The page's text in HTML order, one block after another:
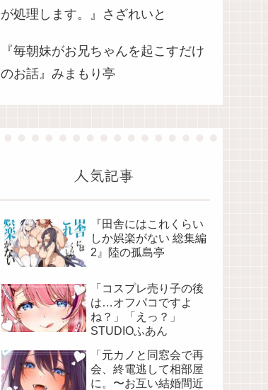
が処理します。』さざれいと
『毎朝妹がお兄ちゃんを起こすだけ
のお話』みまもり亭
人気記事
『田舎にはこれくらい
しか娯楽がない 総集編
2』陸の孤島亭
「コスプレ売り子の後
は…オフパコですよ
ね？」「えっ？」
STUDIOふあん
「元カノと同窓会で再
会、終電逃して相部屋
に。〜お互い結婚間近